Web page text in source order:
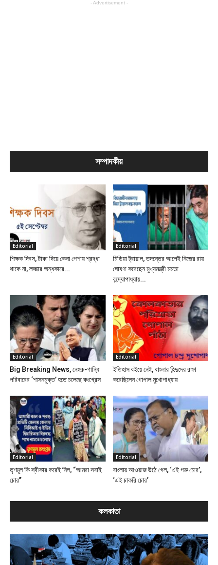
- Advertisement -
সম্পাদকীয়
Editorial
শিক্ষক দিবস, টাকা দিয়ে কেনা পেশায় শ্রদ্ধা
থাকে না, লজ্জার অন্ধকারে...
Editorial
মিডিয়া ট্রায়াল, তদন্তের আগেই নিজের রায়
ঘোষণা করেছেন মুখ্যমন্ত্রী মমতা
বন্দ্যোপাধ্যায়...
Editorial
Big Breaking News, নেহরু-গান্ধি
পরিবারের ‘শাসনমুক্ত’ হতে চলেছে কংগ্রেস
Editorial
ইতিহাস বইয়ে নেই, বাংলার হিন্দুদের রক্ষা
করেছিলেন গোপাল মুখোপাধ্যায়
Editorial
তৃণমূল কি স্বীকার করেই নিল, “আমরা সবাই
চোর”
Editorial
বাংলায় আওয়াজ উঠে গেল, ‘এই গরু চোর’,
‘এই চাকরি চোর’
কলকাতা